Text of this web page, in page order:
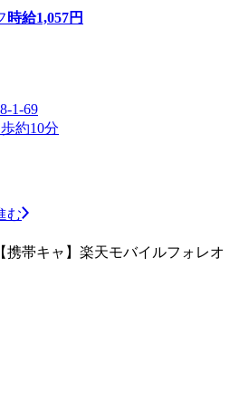
時給1,057円
1-69
約10分
む
携帯キャ】楽天モバイルフォレオ